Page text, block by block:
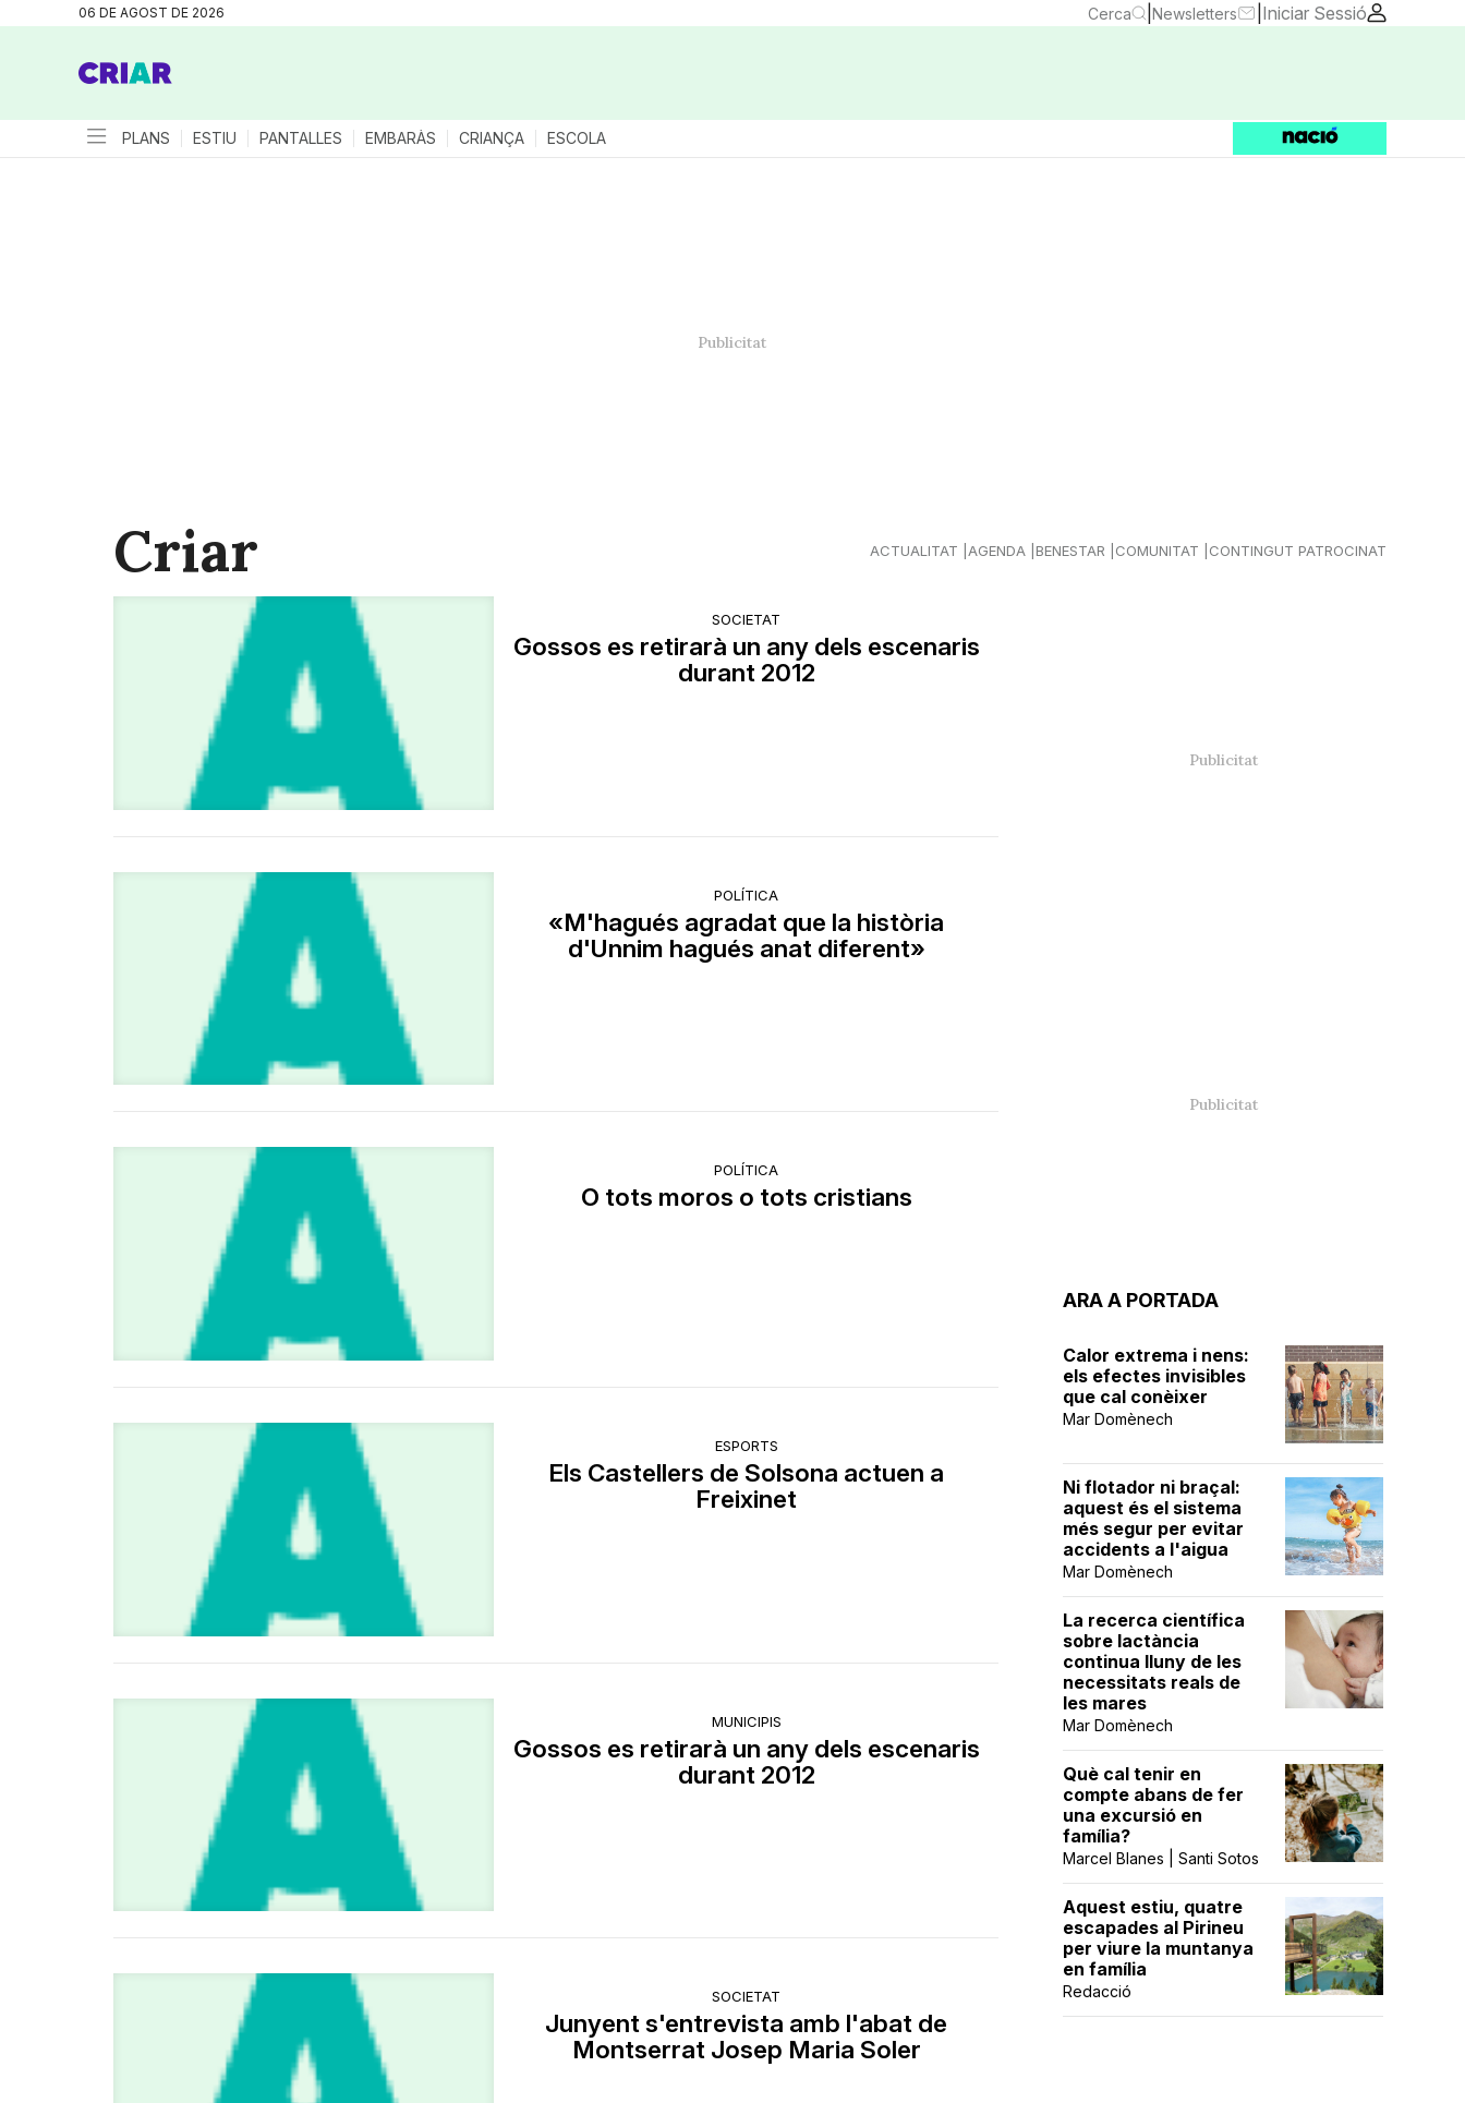
06 DE AGOST DE 2026 Cerca Newsletters Iniciar Sessió
PLANS ESTIU PANTALLES EMBARÀS CRIANÇA ESCOLA
Criar ACTUALITAT AGENDA BENESTAR COMUNITAT CONTINGUT PATROCINAT
SOCIETAT
Gossos es retirarà un any dels escenaris
durant 2012
POLÍTICA
«M'hagués agradat que la història
d'Unnim hagués anat diferent»
POLÍTICA
O tots moros o tots cristians
ESPORTS
Els Castellers de Solsona actuen a
Freixinet
MUNICIPIS
Gossos es retirarà un any dels escenaris
durant 2012
SOCIETAT
Junyent s'entrevista amb l'abat de
Montserrat Josep Maria Soler
ARA A PORTADA
Calor extrema i nens:
els efectes invisibles
que cal conèixer
Mar Domènech
Ni flotador ni braçal:
aquest és el sistema
més segur per evitar
accidents a l'aigua
Mar Domènech
La recerca científica
sobre lactància
continua lluny de les
necessitats reals de
les mares
Mar Domènech
Què cal tenir en
compte abans de fer
una excursió en
família?
Marcel Blanes | Santi Sotos
Aquest estiu, quatre
escapades al Pirineu
per viure la muntanya
en família
Redacció